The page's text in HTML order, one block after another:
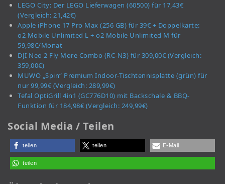
LEGO City: Der LEGO Lieferwagen (60500) für 17,43€
(Vergleich: 21,42€)
Apple iPhone 17 Pro Max (256 GB) für 39€ + Doppelkarte:
o2 Mobile Unlimited L + o2 Mobile Unlimited M für
59,98€/Monat
DJI Neo 2 Fly More Combo (RC-N3) für 309,00€ (Vergleich:
359,00€)
MUWO „Spin“ Premium Indoor-Tischtennisplatte (grün) für
nur 99,99€ (Vergleich: 289,99€)
Tefal OptiGrill 4in1 (GC776D10) mit Backschale & BBQ-
Funktion für 184,98€ (Vergleich: 249,99€)
Social Media / Teilen
teilen teilen E-Mail
teilen